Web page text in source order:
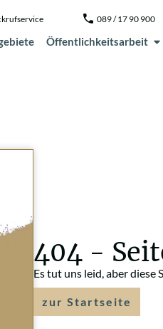
089 / 17 90 900
Öffentlichkeitsarbeit
404 -
Es tut uns leid, aber diese
zur Startseite